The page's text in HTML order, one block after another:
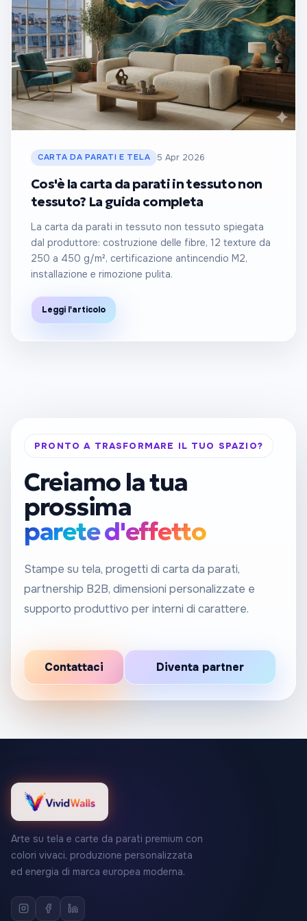
CARTA DA PARATI E TELA 5 Apr 2026
Cos'è la carta da parati in tessuto non
tessuto? La guida completa
La carta da parati in tessuto non tessuto spiegata
dal produttore: costruzione delle fibre, 12 texture da
250 a 450 g/m², certificazione antincendio M2,
installazione e rimozione pulita.
Leggi l'articolo
PRONTO A TRASFORMARE IL TUO SPAZIO?
Creiamo la tua
prossima
parete d'effetto
Stampe su tela, progetti di carta da parati,
partnership B2B, dimensioni personalizzate e
supporto produttivo per interni di carattere.
Contattaci Diventa partner
Arte su tela e carte da parati premium con
colori vivaci, produzione personalizzata
ed energia di marca europea moderna.